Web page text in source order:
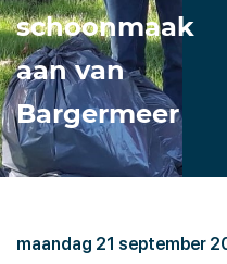
schoonmaak
aan van
Bargermeer
maandag 21 september